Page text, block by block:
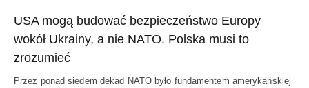
USA mogą budować bezpieczeństwo Europy
wokół Ukrainy, a nie NATO. Polska musi to
zrozumieć
Przez ponad siedem dekad NATO było fundamentem amerykańskiej